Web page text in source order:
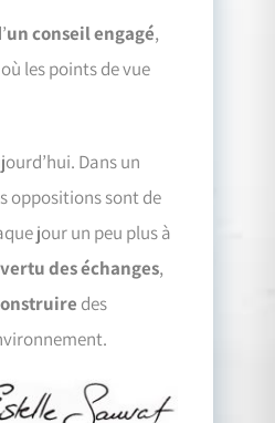
un conseil engagé,
les points de vue
Dans un
oppositions sont de
jour un peu plus à
des échanges,
des